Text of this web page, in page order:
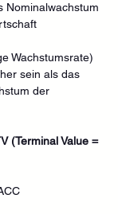
Nominalwachstum
Wachstumsrate)
sein als das
der
(Terminal Value =